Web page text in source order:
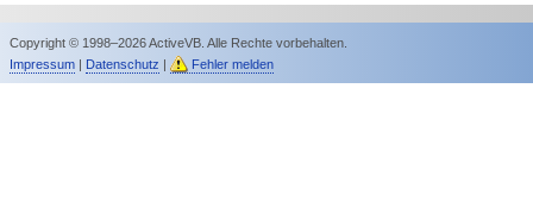
Copyright © 1998–2026 ActiveVB. Alle Rechte vorbehalten.
Impressum| Datenschutz | Fehler melden